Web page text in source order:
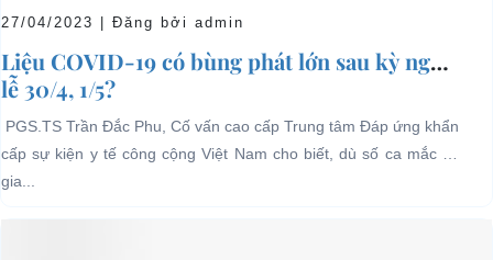
27/04/2023 | Đăng bởi admin
Liệu COVID-19 có bùng phát lớn sau kỳ nghỉ
lễ 30/4, 1/5?
PGS.TS Trần Đắc Phu, Cố vấn cao cấp Trung tâm Đáp ứng khẩn
cấp sự kiện y tế công cộng Việt Nam cho biết, dù số ca mắc có
gia...